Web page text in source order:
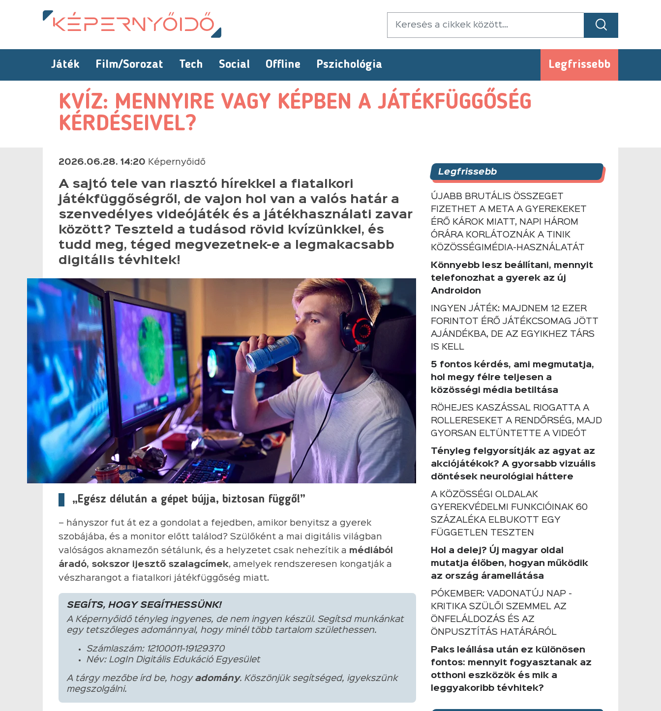
Játék Film/Sorozat Tech Social Offline Pszichológia Legfrissebb
KVÍZ: MENNYIRE VAGY KÉPBEN A JÁTÉKFÜGGŐSÉG
KÉRDÉSEIVEL?
2026.06.28. 14:20 Képernyőidő
A sajtó tele van riasztó hírekkel a fiatalkori
játékfüggőségről, de vajon hol van a valós határ a
szenvedélyes videójáték és a játékhasználati zavar
között? Teszteld a tudásod rövid kvízünkkel, és
tudd meg, téged megvezetnek-e a legmakacsabb
digitális tévhitek!
„Egész délután a gépet bújja, biztosan függő!”
– hányszor fut át ez a gondolat a fejedben, amikor benyitsz a gyerek
szobájába, és a monitor előtt találod? Szülőként a mai digitális világban
valóságos aknamezőn sétálunk, és a helyzetet csak nehezítik a médiából
áradó, sokszor ijesztő szalagcímek, amelyek rendszeresen kongatják a
vészharangot a fiatalkori játékfüggőség miatt.
SEGÍTS, HOGY SEGÍTHESSÜNK!
A Képernyőidő tényleg ingyenes, de nem ingyen készül. Segítsd munkánkat
egy tetszőleges adománnyal, hogy minél több tartalom születhessen.
Számlaszám: 12100011-19129370
Név: LogIn Digitális Edukáció Egyesület
A tárgy mezőbe írd be, hogy adomány. Köszönjük segítséged, igyekszünk
megszolgálni.
Legfrissebb
ÚJABB BRUTÁLIS ÖSSZEGET
FIZETHET A META A GYEREKEKET
ÉRŐ KÁROK MIATT, NAPI HÁROM
ÓRÁRA KORLÁTOZNÁK A TINIK
KÖZÖSSÉGIMÉDIA-HASZNÁLATÁT
Könnyebb lesz beállítani, mennyit
telefonozhat a gyerek az új
Androidon
INGYEN JÁTÉK: MAJDNEM 12 EZER
FORINTOT ÉRŐ JÁTÉKCSOMAG JÖTT
AJÁNDÉKBA, DE AZ EGYIKHEZ TÁRS
IS KELL
5 fontos kérdés, ami megmutatja,
hol megy félre teljesen a
közösségi média betiltása
RÖHEJES KASZÁSSAL RIOGATTA A
ROLLERESEKET A RENDŐRSÉG, MAJD
GYORSAN ELTÜNTETTE A VIDEÓT
Tényleg felgyorsítják az agyat az
akciójátékok? A gyorsabb vizuális
döntések neurológiai háttere
A KÖZÖSSÉGI OLDALAK
GYEREKVÉDELMI FUNKCIÓINAK 60
SZÁZALÉKA ELBUKOTT EGY
FÜGGETLEN TESZTEN
Hol a delej? Új magyar oldal
mutatja élőben, hogyan működik
az ország áramellátása
PÓKEMBER: VADONATÚJ NAP -
KRITIKA SZÜLŐI SZEMMEL AZ
ÖNFELÁLDOZÁS ÉS AZ
ÖNPUSZTÍTÁS HATÁRÁRÓL
Paks leállása után ez különösen
fontos: mennyit fogyasztanak az
otthoni eszközök és mik a
leggyakoribb tévhitek?